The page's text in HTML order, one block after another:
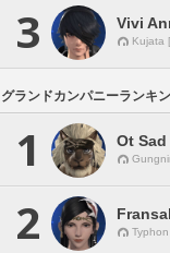
3 Vivi
Kujata
グランドカンパニーランキ
1 Ot Sad
2